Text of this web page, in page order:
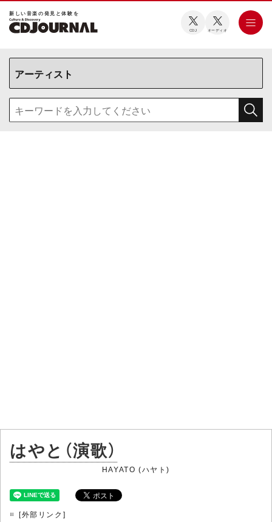
新しい⾳楽の発⾒と体験を
CDJ オーディオ
はやと（演歌）
HAYATO (ハヤト)
[外部リンク]